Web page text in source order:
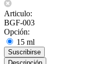
Articulo:
BGF-003
Opción:
15 ml
Suscribirse